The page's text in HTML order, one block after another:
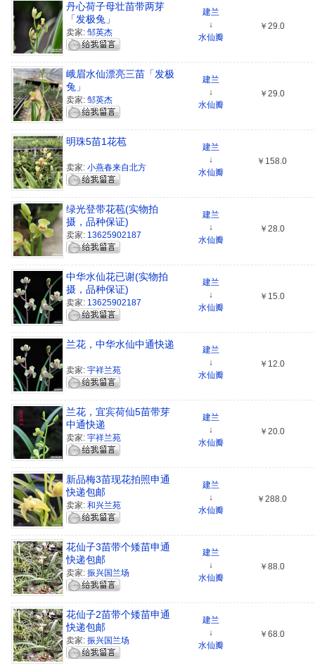
丹心荷子母壮苗带两芽
「发极兔」
卖家: 邹英杰
建兰
↓
水仙瓣
￥29.0
峨眉水仙漂亮三苗「发极
兔」
卖家: 邹英杰
建兰
↓
水仙瓣
￥29.0
明珠5苗1花苞
卖家: 小燕春来自北方
建兰
↓
水仙瓣
￥158.0
绿光登带花苞(实物拍
摄，品种保证)
卖家: 13625902187
建兰
↓
水仙瓣
￥28.0
中华水仙花已谢(实物拍
摄，品种保证)
卖家: 13625902187
建兰
↓
水仙瓣
￥15.0
兰花，中华水仙中通快递
卖家: 宇祥兰苑
建兰
↓
水仙瓣
￥12.0
兰花，宜宾荷仙5苗带芽
中通快递
卖家: 宇祥兰苑
建兰
↓
水仙瓣
￥20.0
新品梅3苗现花拍照申通
快递包邮
卖家: 和兴兰苑
建兰
↓
水仙瓣
￥288.0
花仙子3苗带个矮苗申通
快递包邮
卖家: 振兴国兰场
建兰
↓
水仙瓣
￥88.0
花仙子2苗带个矮苗申通
快递包邮
卖家: 振兴国兰场
建兰
↓
水仙瓣
￥68.0